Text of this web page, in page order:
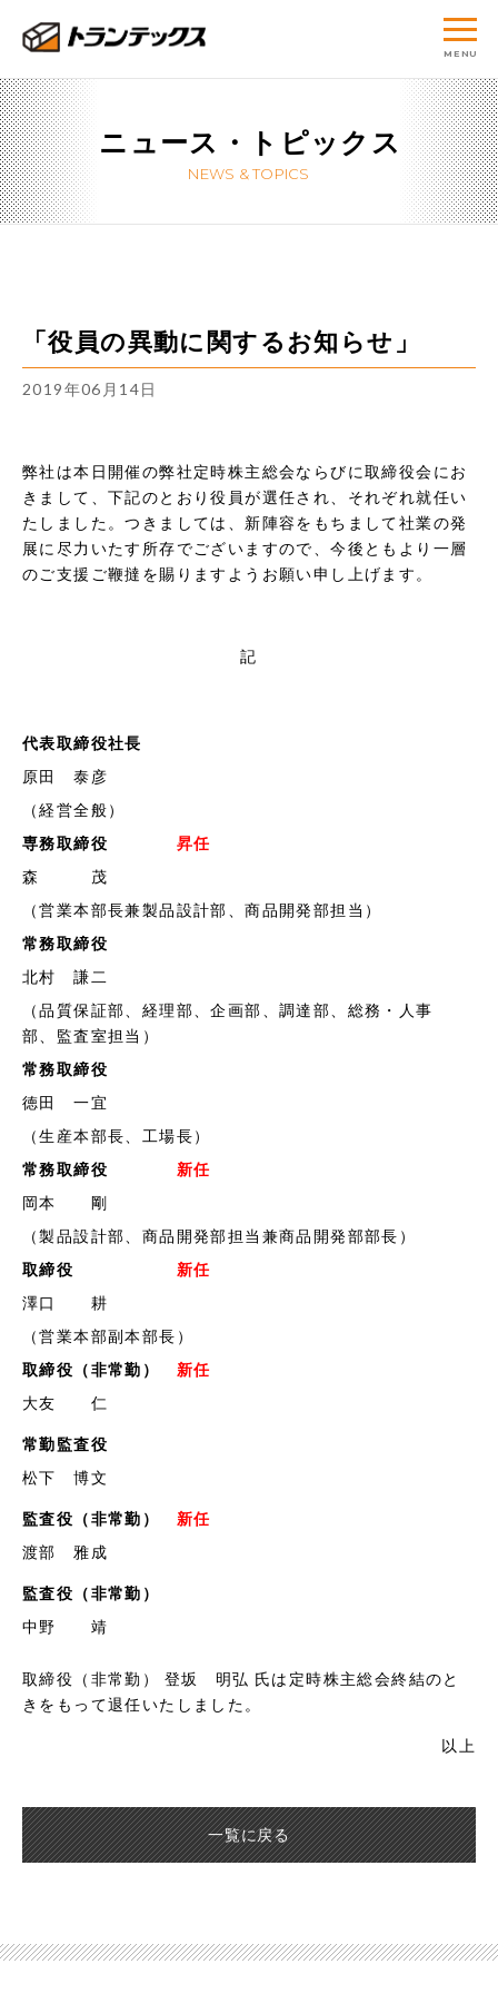
株
会
ン
ッ
ク
ス
MENU
ニュース・トピックス
NEWS & TOPICS
「役員の異動に関するお知らせ」
2019年06月14日
弊社は本日開催の弊社定時株主総会ならびに取締役会にお
きまして、下記のとおり役員が選任され、それぞれ就任い
たしました。つきましては、新陣容をもちまして社業の発
展に尽力いたす所存でございますので、今後ともより一層
のご支援ご鞭撻を賜りますようお願い申し上げます。
記
代表取締役社長
原田 泰彦
（経営全般）
専務取締役 昇任
森 茂
（営業本部長兼製品設計部、商品開発部担当）
常務取締役
北村 謙二
（品質保証部、経理部、企画部、調達部、総務・人事
部、監査室担当）
常務取締役
徳田 一宜
（生産本部長、工場長）
常務取締役 新任
岡本 剛
（製品設計部、商品開発部担当兼商品開発部部長）
取締役 新任
澤口 耕
（営業本部副本部長）
取締役（非常勤） 新任
大友 仁
常勤監査役
松下 博文
監査役（非常勤） 新任
渡部 雅成
監査役（非常勤）
中野 靖
取締役（非常勤） 登坂 明弘 氏は定時株主総会終結のと
きをもって退任いたしました。
以上
一覧に戻る